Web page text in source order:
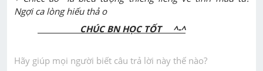
Ngợi ca lòng hiếu thả o
CHÚC BN HỌC TỐT ^-^
Hãy giúp mọi người biết câu trả lời này thế nào?